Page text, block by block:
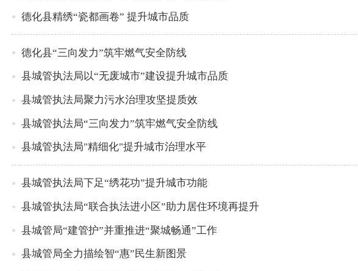
德化县精绣“瓷都画卷” 提升城市品质
德化县“三向发力”筑牢燃气安全防线
县城管执法局以“无废城市”建设提升城市品质
县城管执法局聚力污水治理攻坚提质效
县城管执法局“三向发力”筑牢燃气安全防线
县城管执法局"精细化"提升城市治理水平
县城管执法局下足“绣花功”提升城市功能
县城管执法局“联合执法进小区”助力居住环境再提升
县城管局“建管护”并重推进“聚城畅通”工作
县城管局全力描绘智“惠”民生新图景